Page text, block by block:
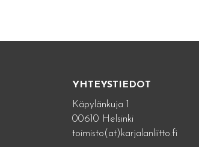
YHTEYSTIEDOT
Käpylänkuja 1
00610 Helsinki
toimisto(at)karjalanliitto.fi